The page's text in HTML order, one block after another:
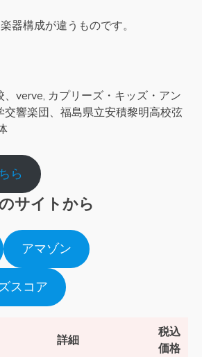
器構成が違うものです。
verve, カプリーズ・キッズ・アン
交響楽団、福島県立安積黎明高校弦
ら
サイトから
アマゾン
スコア
詳細
税込
価格